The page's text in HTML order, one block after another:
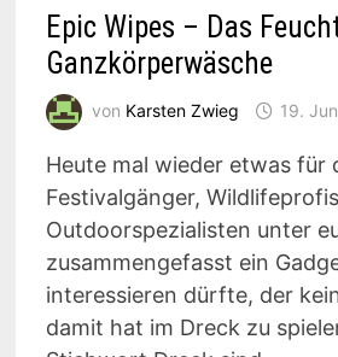
Epic Wipes – Das
Ganzkörperwäsche
von Karsten Zwieg 19.
Heute mal wieder etwas für
Festivalgänger,
Outdoorspezialisten unter
zusammengefasst ein
interessieren dürfte, der
damit hat im Dreck zu